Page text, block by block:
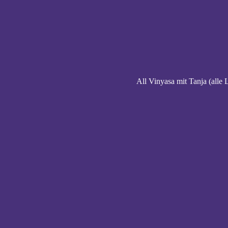
All Vinyasa mit Tanja (alle